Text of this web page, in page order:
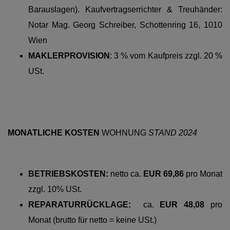
Barauslagen). Kaufvertragserrichter & Treuhänder:
Notar Mag. Georg Schreiber, Schottenring 16, 1010
Wien
MAKLERPROVISION : 3 % vom Kaufpreis zzgl. 20 %
USt.
MONATLICHE KOSTEN WOHNUNG STAND 2024
BETRIEBSKOSTEN: netto ca. EUR 69,86 pro Monat
zzgl. 10% USt.
REPARATURRÜCKLAGE: ca. EUR 48,08 pro
Monat (brutto für netto = keine USt.)